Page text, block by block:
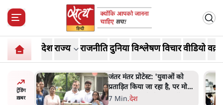
देशराज्य राजनीतिदुनियाविश्लेषणविचारवीडियो
ट्रेंडिंग
ख़बर
न
सुने':
जंतर मंतर प्रोटेस्ट: 'युवाओं को
प्रताड़ित किया जा रहा है, पर मोदी-
शाह में बोलने की हिम्मत नहीं'-
7 Min.देश